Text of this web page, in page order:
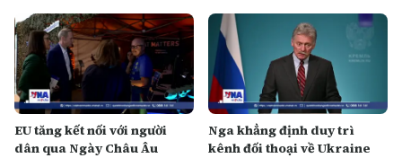
EU tăng kết nối với người
dân qua Ngày Châu Âu
Nga khẳng định duy trì
kênh đối thoại về Ukraine